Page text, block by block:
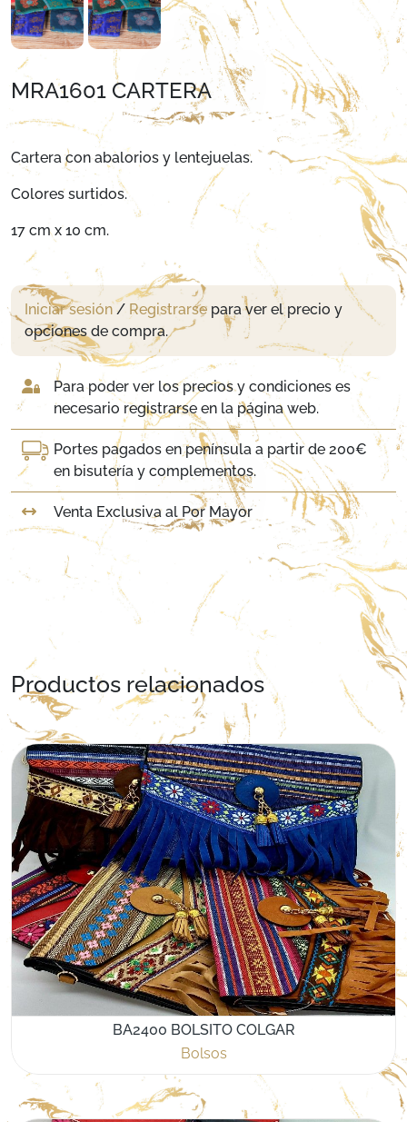
MRA1601 CARTERA
Cartera con abalorios y lentejuelas.
Colores surtidos.
17 cm x 10 cm.
Iniciar sesión/ Registrarse para ver el precio y
opciones de compra.
Para poder ver los precios y condiciones es
necesario registrarse en la página web.
Portes pagados en península a partir de 200€
en bisutería y complementos.
Venta Exclusiva al Por Mayor
Productos relacionados
BA2400 BOLSITO COLGAR
Bolsos